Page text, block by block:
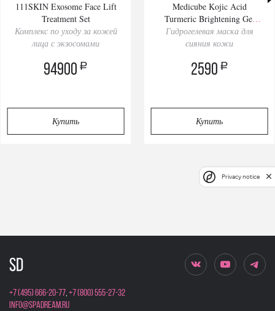
111SKIN Exosome Face Lift
Treatment Set
Комплекс по уходу за кожей
лица с экзосомами
94900 a
Купить
Medicube Kojic Acid
Turmeric Brightening Gel
Mask 28gх4pcs
Гидрогелевая маска для
сияния кожи
2590 a
Купить
+7 (495) 666-20-77,+7 (800) 555-27-32
info@spadream.ru
Privacy notice